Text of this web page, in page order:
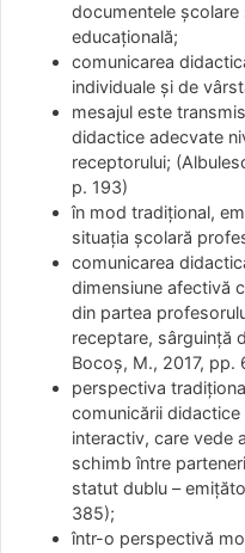
documentele şcolare
educaţională;
comunicarea
individuale şi de
mesajul este
didactice adecvate
receptorului;
p. 193)
în mod tradiţional,
situaţia şcolară
comunicarea
dimensiune afectivă
din partea
receptare, sârguinţă
Bocoş, M., 2017, pp.
perspectiva
comunicării
interactiv, care vede
schimb între
statut dublu –
385);
într-o perspectivă